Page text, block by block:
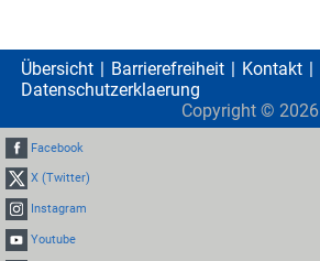
Übersicht Barrierefreiheit Kontakt
Datenschutzerklaerung
Copyright © 2026
Facebook
X (Twitter)
Instagram
Youtube